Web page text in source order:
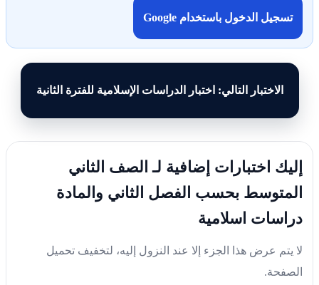
تسجيل الدخول باستخدام Google
الاختبار التالي: اختبار الدراسات الإسلامية للفترة الثانية
إليك اختبارات إضافية لـ الصف الثاني
المتوسط بحسب الفصل الثاني والمادة
دراسات اسلامية
لا يتم عرض هذا الجزء إلا عند النزول إليه، لتخفيف تحميل
الصفحة.